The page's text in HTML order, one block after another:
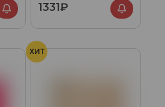
1331₽
ХИТ